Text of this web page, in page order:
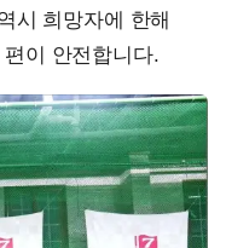
시 희망자에 한해
이 안전합니다.